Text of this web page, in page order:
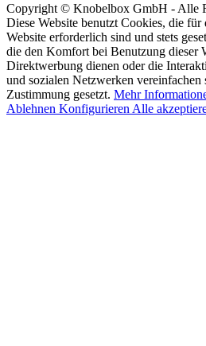
Copyright © Knobelbox GmbH - Alle
Diese Website benutzt Cookies, die für
Website erforderlich sind und stets
die den Komfort bei Benutzung dieser
Direktwerbung dienen oder die
und sozialen Netzwerken
Zustimmung gesetzt. Mehr
Ablehnen Konfigurieren Alle